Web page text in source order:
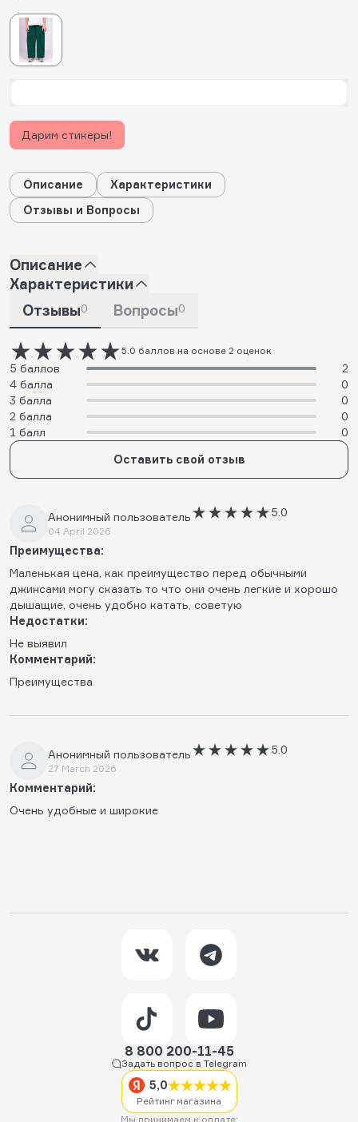
Дарим стикеры!
Описание
Характеристики
Отзывы и Вопросы
Описание
Характеристики
Отзывы0 Вопросы0
5.0 баллов на основе 2 оценок
5 баллов
2
4 балла
0
3 балла
0
2 балла
0
1 балл
0
Оставить свой отзыв
Анонимный пользователь
04 April 2026
5.0
Преимущества:
Маленькая цена, как преимущество перед обычными
джинсами могу сказать то что они очень легкие и хорошо
дышащие, очень удобно катать, советую
Недостатки:
Не выявил
Комментарий:
Преимущества
Анонимный пользователь
27 March 2026
5.0
Комментарий:
Очень удобные и широкие
8 800 200-11-45
Задать вопрос в Telegram
5,0
Рейтинг магазина
Мы принимаем к оплате: